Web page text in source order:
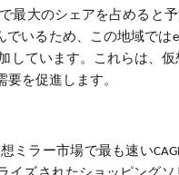
最大のシェアを占めると
いるため、この地域で
しています。これらは、
要を促進します。
ミラー市場で最も速い